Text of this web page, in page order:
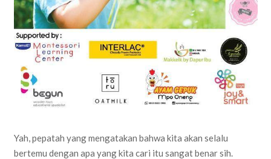
Yah, pepatah yang mengatakan bahwa kita akan selalu
bertemu dengan apa yang kita cari itu sangat benar sih.